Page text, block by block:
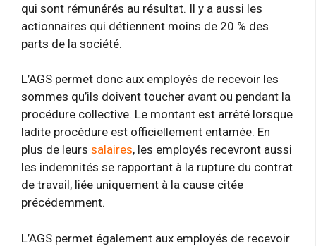
qui sont rémunérés au résultat. Il y a aussi les
actionnaires qui détiennent moins de 20 % des
parts de la société.
L’AGS permet donc aux employés de recevoir les
sommes qu’ils doivent toucher avant ou pendant la
procédure collective. Le montant est arrêté lorsque
ladite procédure est officiellement entamée. En
plus de leurs salaires, les employés recevront aussi
les indemnités se rapportant à la rupture du contrat
de travail, liée uniquement à la cause citée
précédemment.
L’AGS permet également aux employés de recevoir